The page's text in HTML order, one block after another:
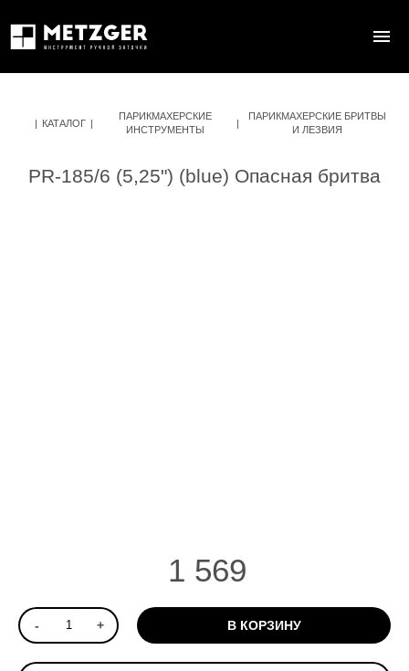
| КАТАЛОГ |
ПАРИКМАХЕРСКИЕ
ИНСТРУМЕНТЫ
|
ПАРИКМАХЕРСКИЕ БРИТВЫ
И ЛЕЗВИЯ
PR-185/6 (5,25") (blue) Опасная бритва
1 569
- + В КОРЗИНУ